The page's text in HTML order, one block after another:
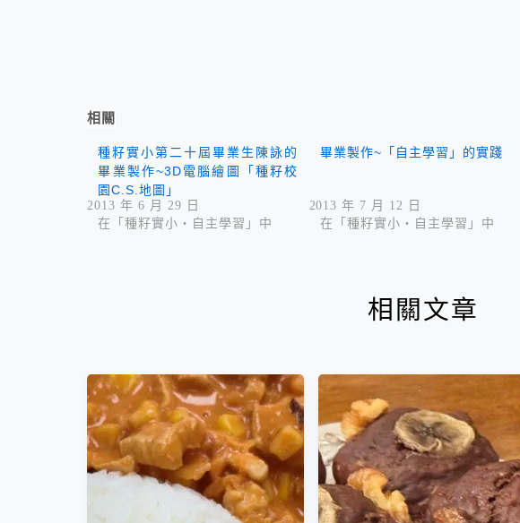
相關
種籽實小第二十屆畢業生陳詠的
畢業製作~3D電腦繪圖「種籽校
園C.S.地圖」
2013 年 6 月 29 日
在「種籽實小‧自主學習」中
畢業製作~「自主學習」的實踐
2013 年 7 月 12 日
在「種籽實小‧自主學習」中
相關文章